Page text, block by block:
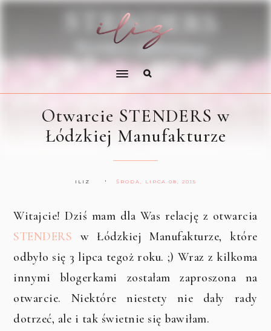
Otwarcie STENDERS w
Łódzkiej Manufakturze
ILIZ ŚRODA, LIPCA 08, 2015
Witajcie! Dziś mam dla Was relację z otwarcia
STENDERS w Łódzkiej Manufakturze, które
odbyło się 3 lipca tegoż roku. ;) Wraz z kilkoma
innymi blogerkami zostałam zaproszona na
otwarcie. Niektóre niestety nie dały rady
dotrzeć, ale i tak świetnie się bawiłam.